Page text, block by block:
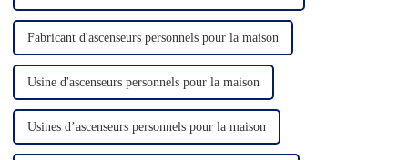
Fabricant d'ascenseurs personnels pour la maison
Usine d'ascenseurs personnels pour la maison
Usines d’ascenseurs personnels pour la maison